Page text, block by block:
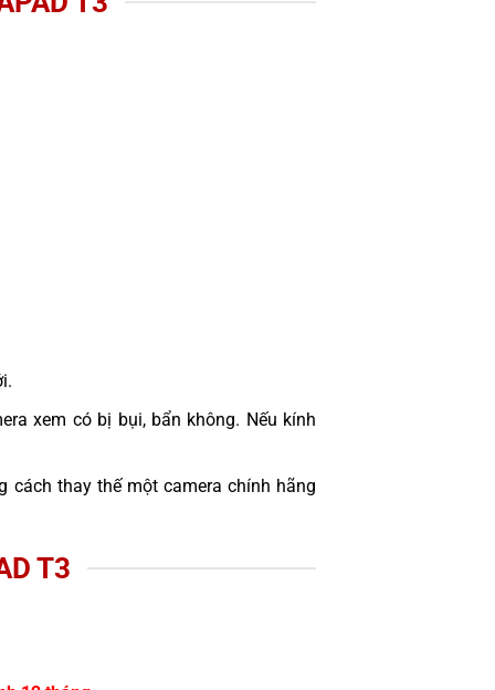
xem có bị bụi, bẩn không. Nếu kính
thay thế một camera chính hãng
T3